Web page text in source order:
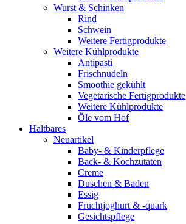
Wurst & Schinken
Rind
Schwein
Weitere Fertigprodukte
Weitere Kühlprodukte
Antipasti
Frischnudeln
Smoothie gekühlt
Vegetarische Fertigprodukte
Weitere Kühlprodukte
Öle vom Hof
Haltbares
Neuartikel
Baby- & Kinderpflege
Back- & Kochzutaten
Creme
Duschen & Baden
Essig
Fruchtjoghurt & -quark
Gesichtspflege